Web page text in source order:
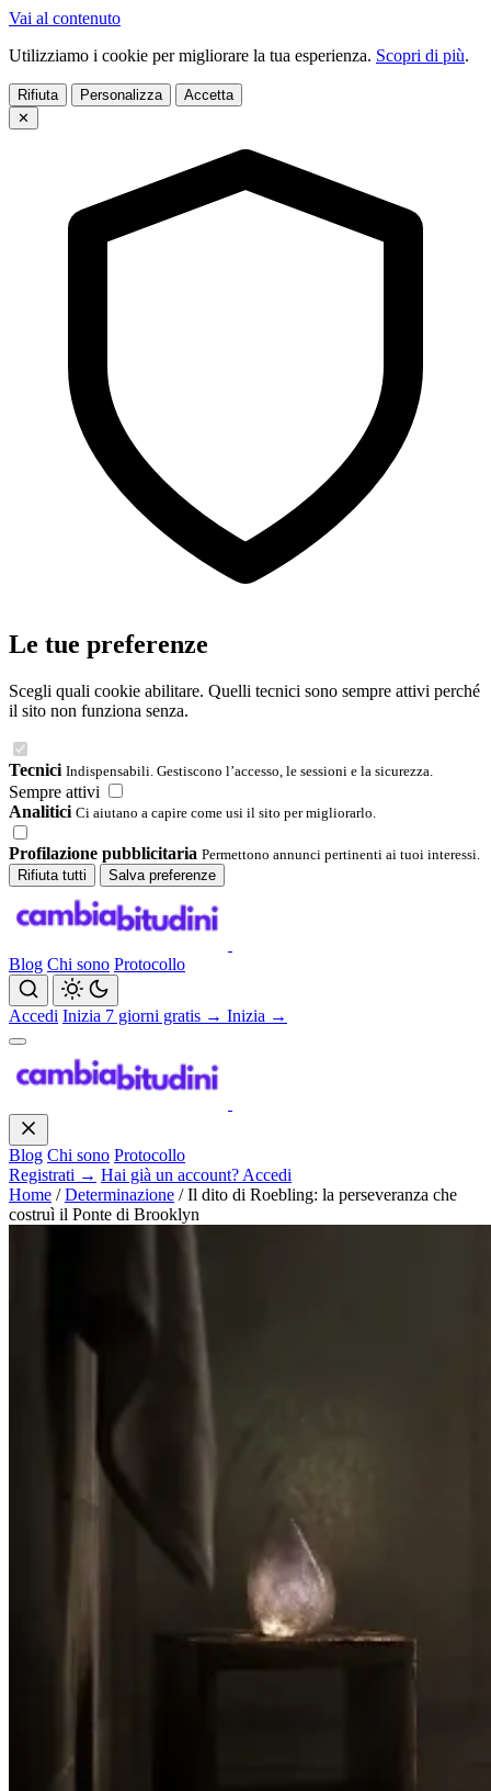
Vai al contenuto
Utilizziamo i cookie per migliorare la tua esperienza. Scopri di più.
Rifiuta Personalizza
Accetta
✕
Le tue preferenze
Scegli quali cookie abilitare. Quelli tecnici sono sempre attivi perché
il sito non funziona senza.
Tecnici Indispensabili. Gestiscono l’accesso, le sessioni e la sicurezza.
Sempre attivi
Analitici Ci aiutano a capire come usi il sito per migliorarlo.
Profilazione pubblicitaria Permettono annunci pertinenti ai tuoi interessi.
Rifiuta tutti
Salva preferenze
Blog Chi sono Protocollo
Accedi Inizia 7 giorni gratis → Inizia →
Blog Chi sono Protocollo
Registrati → Hai già un account? Accedi
Home / Determinazione / Il dito di Roebling: la perseveranza che
costruì il Ponte di Brooklyn